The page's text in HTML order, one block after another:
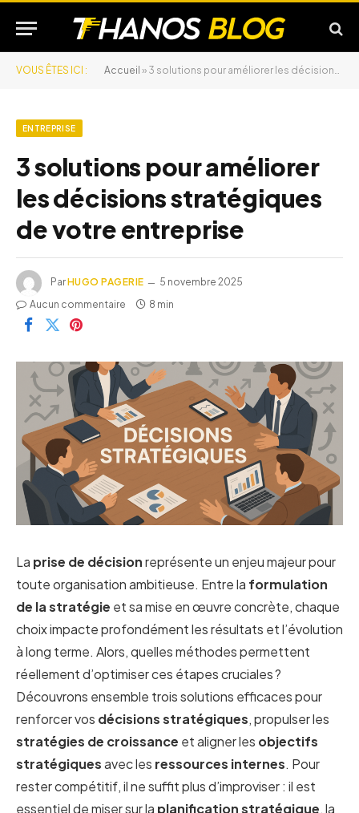
VOUS ÊTES ICI : Accueil » 3 solutions pour améliorer les décisions stratégiques de votre entreprise
ENTREPRISE
3 solutions pour améliorer
les décisions stratégiques
de votre entreprise
ParHUGO PAGERIE
5 novembre 2025
Aucun commentaire
8 min
La prise de décisionreprésente un enjeu majeur pour
toute organisation ambitieuse. Entre la formulation
de la stratégie et sa mise en œuvre concrète, chaque
choix impacte profondément les résultats et l’évolution
à long terme. Alors, quelles méthodes permettent
réellement d’optimiser ces étapes cruciales ?
Découvrons ensemble trois solutions efficaces pour
renforcer vos décisions stratégiques, propulser les
stratégies de croissance et aligner les objectifs
stratégiquesavec les ressources internes. Pour
rester compétitif, il ne suffit plus d’improviser : il est
essentiel de miser sur la planification stratégique, la